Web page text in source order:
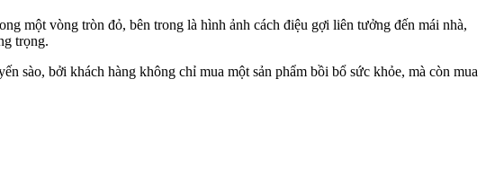
một vòng tròn đỏ, bên trong là hình ảnh cách điệu gợi liên tưởng đến mái nhà,
trọng.
sào, bởi khách hàng không chỉ mua một sản phẩm bồi bổ sức khỏe, mà còn mua